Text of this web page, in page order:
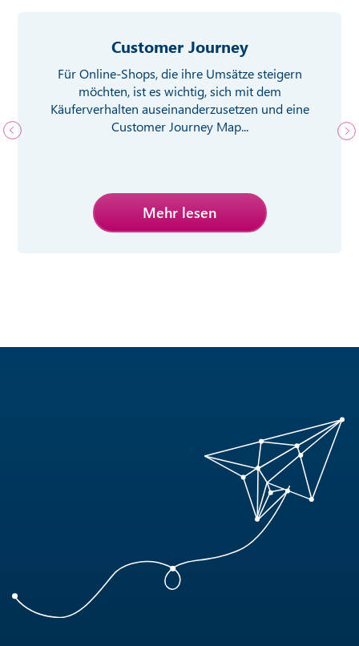
Customer Journey
Für Online-Shops, die ihre Umsätze steigern
möchten, ist es wichtig, sich mit dem
Käuferverhalten auseinanderzusetzen und eine
Customer Journey Map...
Mehr lesen